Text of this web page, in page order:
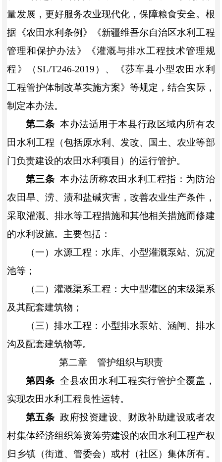
量发展，更好服务农业现代化，保障粮食安全。根
据《农田水利条例》
《新疆维吾尔自治区水利工程
管理和保护办法》
《灌溉与排水工程技术管理规
程》
（ SL/T246-2019 ）、《莎车县小型农田水利
工程管护体制 改革实施方案》等规定 ，结合实际，
制定本办法。
第二条 本办法适用于本县行政区域内所有农
田水利工程 （包括原水利、发改、国土、农业等部
门负责建设的农田水利项目 ） 的运行管护。
第三条 本办法所称农田水利工程指 ： 为防治
农田旱、涝、渍和盐碱灾害，改善农业生产条件，
采取灌溉、排水等工程措施和其他相关措施而修建
的水利设施。主要包括 ：
（一） 水源工程 ： 水库、小型灌溉泵站、沉淀
池等 ；
（二）灌溉渠系工程： 大中型灌区的末级渠系
及其配套建筑物 ；
（三 ）排水工程： 小型排水泵站、涵闸、排水
沟及配套建筑物等。
第二章 管护组织与职责
第四条 全县农田水利工程实行管护全覆盖，
实现农田水利工程良性运转。
第五条 政府投资建设、财政补助建设或者农
村集体经济组织筹资筹劳建设的农田水利工程产权
归 乡镇（街道、管委会）或村（社区）集体所有。